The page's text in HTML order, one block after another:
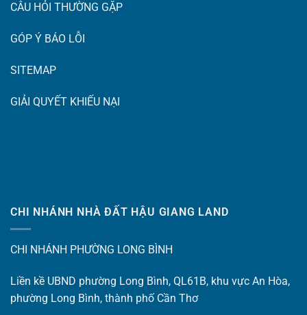
CÂU HỎI THƯỜNG GẶP
GÓP Ý BÁO LỖI
SITEMAP
GIẢI QUYẾT KHIẾU NẠI
CHI NHÁNH NHÀ ĐẤT HẬU GIANG LAND
CHI NHÁNH PHƯỜNG LONG BÌNH
Liền kề UBND phường Long Bình, QL61B, khu vực An Hòa,
phường Long Bình, thành phố Cần Thơ